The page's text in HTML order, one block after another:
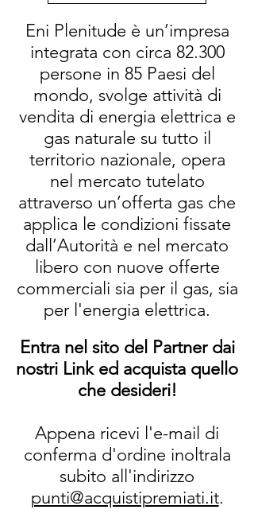
Eni Plenitude è un’impresa
integrata con circa 82.300
persone in 85 Paesi del
mondo, svolge attività di
vendita di energia elettrica e
gas naturale su tutto il
territorio nazionale, opera
nel mercato tutelato
attraverso un’offerta gas che
applica le condizioni fissate
dall’Autorità e nel mercato
libero con nuove offerte
commerciali sia per il gas, sia
per l'energia elettrica.
Entra nel sito del Partner dai
nostri Link ed acquista quello
che desideri!
Appena ricevi l'e-mail di
conferma d'ordine inoltrala
subito all'indirizzo
punti@acquistipremiati.it.